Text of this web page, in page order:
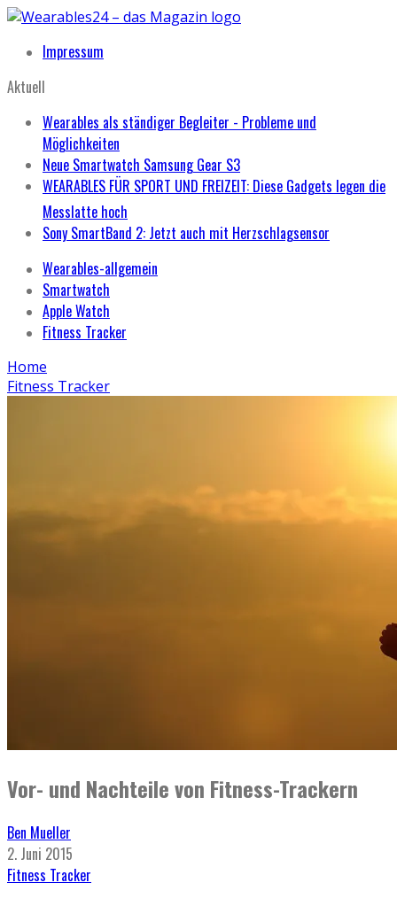
Impressum
Aktuell
Wearables als ständiger Begleiter - Probleme und
Möglichkeiten
Neue Smartwatch Samsung Gear S3
WEARABLES FÜR SPORT UND FREIZEIT: Diese Gadgets legen die
Messlatte hoch
Sony SmartBand 2: Jetzt auch mit Herzschlagsensor
Wearables-allgemein
Smartwatch
Apple Watch
Fitness Tracker
Home
Fitness Tracker
Vor- und Nachteile von Fitness-Trackern
Ben Mueller
2. Juni 2015
Fitness Tracker